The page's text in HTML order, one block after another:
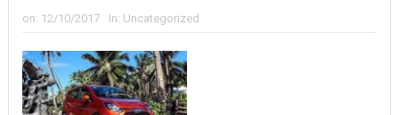
Đánh giá tổng quan về xe Toyota Veloz Cross 2022 HOT
Những dòng xe của Toyota đang chiếm lĩnh tại thị trường
Việt Nam?
on: 12/10/2017 In: Uncategorized